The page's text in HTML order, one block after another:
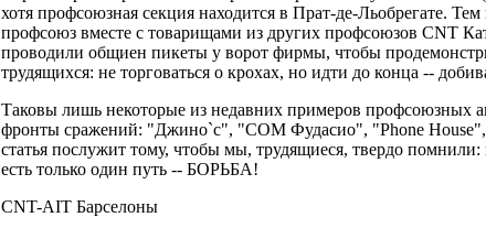
хотя профсоюзная секция находится в Прат-де-Льобрегате.
профсоюз вместе с товарищами из других профсоюзов CNT
проводили общиен пикеты у ворот фирмы, чтобы
трудящихся: не торговаться о крохах, но идти до конца --
Таковы лишь некоторые из недавних примеров профсоюзных
фронты сражений: "Джино`с", "СОМ Фудасио", "Phone House",
статья послужит тому, чтобы мы, трудящиеся, твердо помнили:
есть только один путь -- БОРЬБА!
CNT-AIT Барселоны